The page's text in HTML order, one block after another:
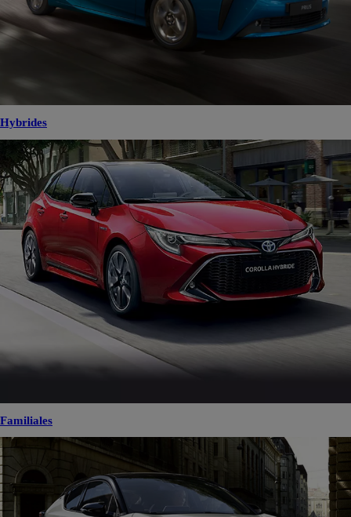
Hybrides
Familiales